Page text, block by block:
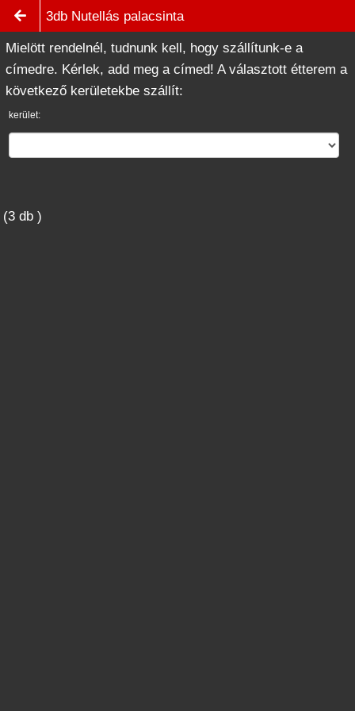
Mielött rendelnél, tudnunk kell, hogy szállítunk-e a
címedre. Kérlek, add meg a címed! A választott étterem a
következő kerületekbe szállít:
kerület:
3db Nutellás palacsinta
(3 db )